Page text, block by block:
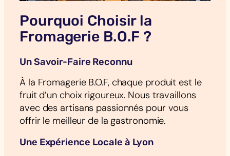
Pourquoi Choisir la
Fromagerie B.O.F ?
Un Savoir-Faire Reconnu
À la Fromagerie B.O.F, chaque produit est le
fruit d’un choix rigoureux. Nous travaillons
avec des artisans passionnés pour vous
offrir le meilleur de la gastronomie.
Une Expérience Locale à Lyon